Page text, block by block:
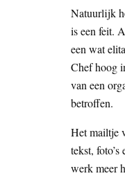
Natuurlijk
is een feit.
een wat
Chef hoog
van een
betroffen.
Het mailtje
tekst,
werk meer